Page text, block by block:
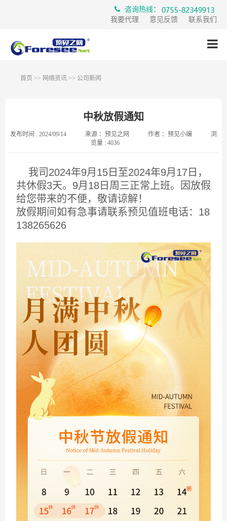
咨询热线：
我要代理
意见反馈 联系我们
首页 >> 网络资讯 >> 公司新闻
中秋放假通知
发布时间 : 2024/09/14 来源 ： 预见之网 作者 ： 预见小编
浏
览量 : 4036
我司2024年9月15日至2024年9月17日，
共休假3天。9月18日周三正常上班。因放假
给您带来的不便，敬请谅解！
放假期间如有急事请联系预见值班电话：18
138265626